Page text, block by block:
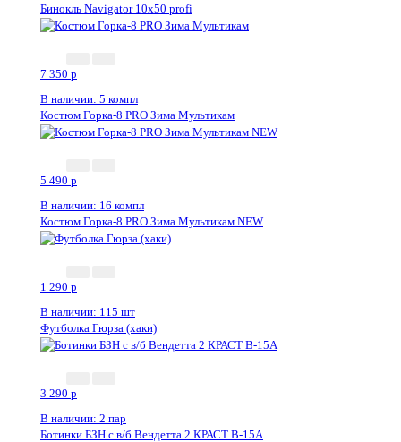
Бинокль Navigator 10х50 profi
7 350 p
В наличии: 5 компл
Костюм Горка-8 PRO Зима Мультикам
5 490 p
В наличии: 16 компл
Костюм Горка-8 PRO Зима Мультикам NEW
1 290 p
В наличии: 115 шт
Футболка Гюрза (хаки)
3 290 p
В наличии: 2 пар
Ботинки БЗН с в/б Вендетта 2 КРАСТ В-15А